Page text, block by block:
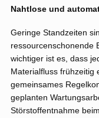
Nahtlose und
Geringe Standzeiten
ressourcenschonende
wichtiger ist es, dass
Materialfluss frühzeitig
gemeinsames
geplanten
Störstoffentnahme